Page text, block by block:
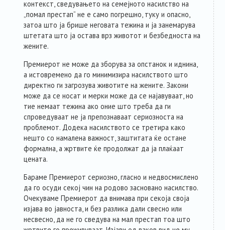
контекст, сведувањето на семејното насилство на
„помал престап“ не е само погрешно, туку и опасно,
затоа што ја брише неговата тежина и ја занемарува
штетата што ја остава врз животот и безбедноста на
жените.
Премиерот не може да зборува за опстанок и иднина,
а истовремено да го минимизира насилството што
директно ги загрозува животите на жените. Закони
може да се носат и мерки може да се најавуваат, но
тие немаат тежина ако оние што треба да ги
спроведуваат не ја препознаваат сериозноста на
проблемот. Додека насилството се третира како
нешто со намалена важност, заштитата ќе остане
формална, а жртвите ќе продолжат да ја плаќаат
цената.
Бараме Премиерот сериозно, гласно и недвосмислено
да го осуди секој чин на родово засновано насилство.
Очекуваме Премиерот да внимава при секоја своја
изјава во јавноста, и без разлика дали свесно или
несвесно, да не го сведува на мал престап тоа што